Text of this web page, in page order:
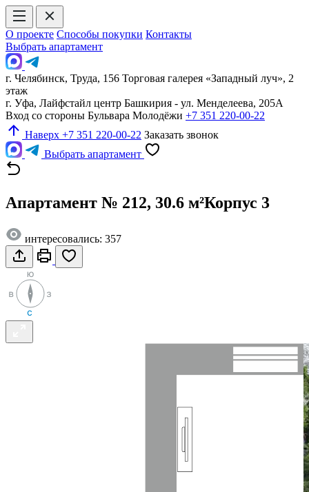
О проекте Способы покупки Контакты
Выбрать апартамент
г. Челябинск, Труда, 156 Торговая галерея «Западный луч», 2
этаж
г. Уфа, Лайфстайл центр Башкирия - ул. Менделеева, 205А
Вход со стороны Бульвара Молодёжи +7 351 220-00-22
Наверх +7 351 220-00-22 Заказать звонок
Выбрать апартамент
Апартамент № 212, 30.6 м²Корпус 3
интересовались: 357